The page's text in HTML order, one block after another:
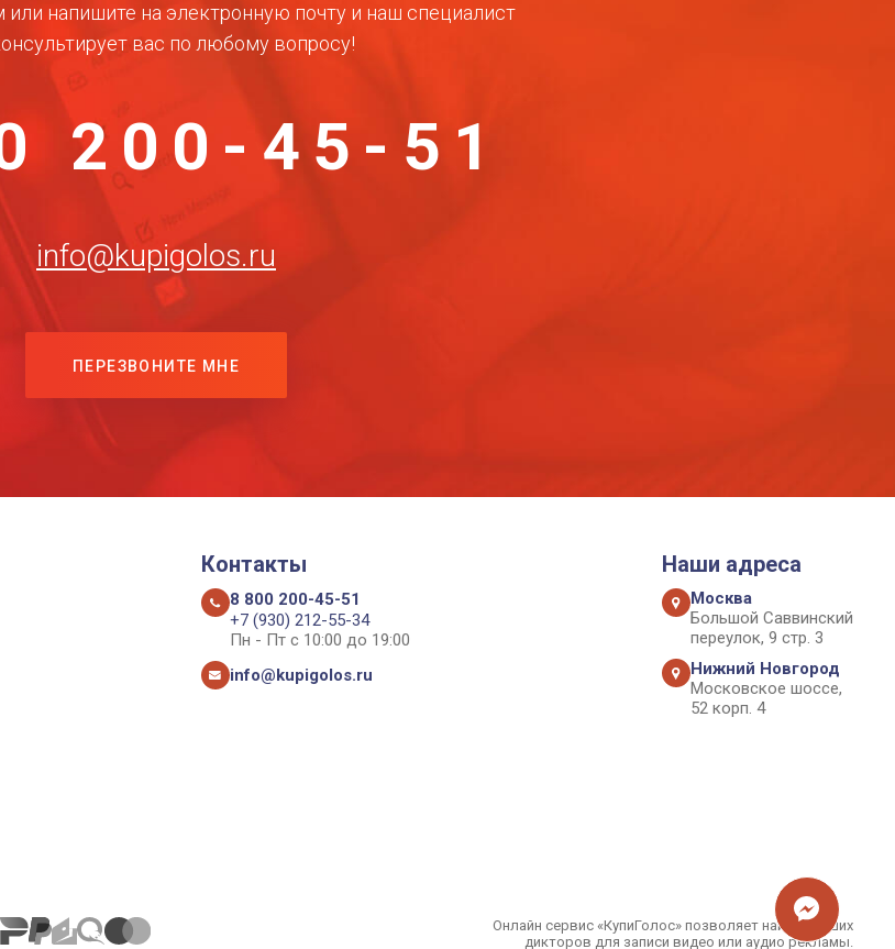
или напишите на электронную почту и наш специалист
вас по любому вопросу!
200-45-51
info@kupigolos.ru
ПЕРЕЗВОНИТЕ МНЕ
Контакты
8 800 200-45-51
+7 (930) 212-55-34
Пн - Пт с 10:00 до 19:00
info@kupigolos.ru
Наши адреса
Москва
Большой Саввинский
переулок, 9 стр. 3
Нижний Новгород
Московское шоссе,
52 корп. 4
Онлайн сервис «КупиГолос» позволяет найти лучших
дикторов для записи видео или аудио рекламы.